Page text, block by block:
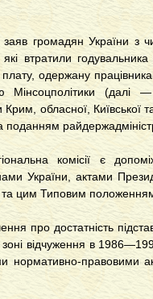
громадян України з
втратили
плату, одержану
Мінсоцполітики (далі
обласної, Київської
поданням
комісії є
України, актами
та цим Типовим
про достатність
відчуження в
нормативно-